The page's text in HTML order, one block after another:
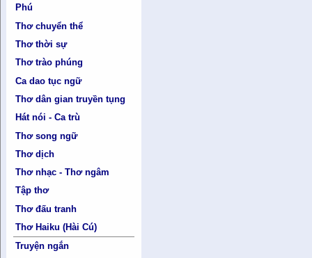
Phú
Thơ chuyển thể
Thơ thời sự
Thơ trào phúng
Ca dao tục ngữ
Thơ dân gian truyền tụng
Hát nói - Ca trù
Thơ song ngữ
Thơ dịch
Thơ nhạc - Thơ ngâm
Tập thơ
Thơ đấu tranh
Thơ Haiku (Hài Cú)
Truyện ngắn